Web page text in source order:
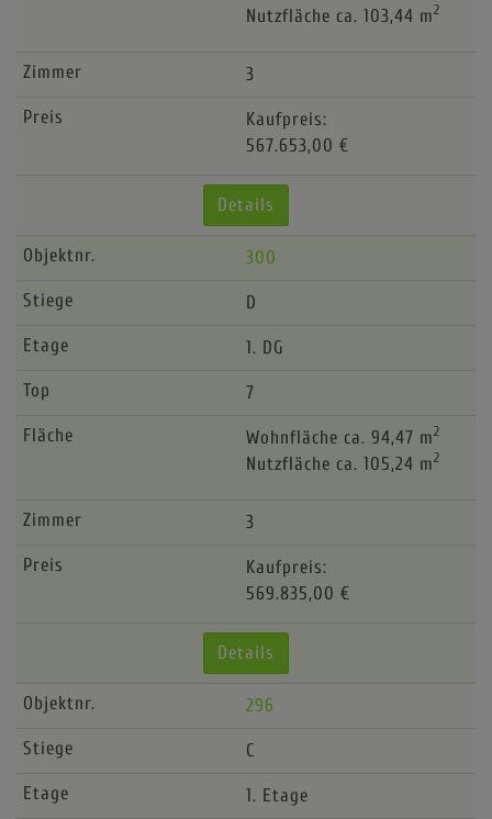
Nutzfläche ca. 103,44 m2
3
Kaufpreis:
567.653,00 €
Details
300
D
1. DG
7
Wohnfläche ca. 94,47 m2
Nutzfläche ca. 105,24 m2
3
Kaufpreis:
569.835,00 €
Details
296
C
1. Etage